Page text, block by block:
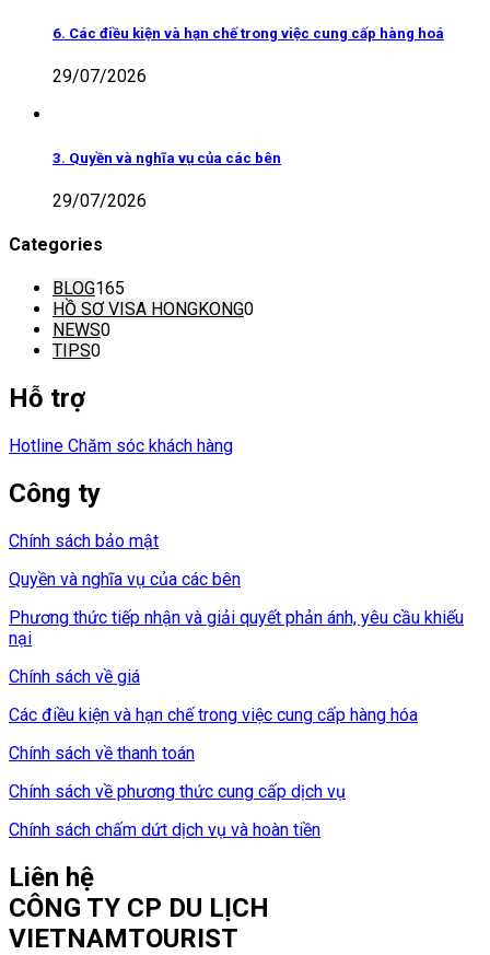
6. Các điều kiện và hạn chế trong việc cung cấp hàng hoá
29/07/2026
3. Quyền và nghĩa vụ của các bên
29/07/2026
Categories
BLOG165
HỒ SƠ VISA HONGKONG0
NEWS0
TIPS0
Hỗ trợ
Hotline Chăm sóc khách hàng
Công ty
Chính sách bảo mật
Quyền và nghĩa vụ của các bên
Phương thức tiếp nhận và giải quyết phản ánh, yêu cầu khiếu
nại
Chính sách về giá
Các điều kiện và hạn chế trong việc cung cấp hàng hóa
Chính sách về thanh toán
Chính sách về phương thức cung cấp dịch vụ
Chính sách chấm dứt dịch vụ và hoàn tiền
Liên hệ
CÔNG TY CP DU LỊCH
VIETNAMTOURIST